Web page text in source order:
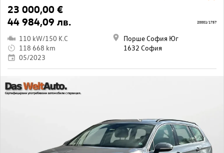
23 000,00 €
44 984,09 лв.
110 kW/150 K.C
118 668 km
05/2023
Порше София Юг
1632 София
20001/1757